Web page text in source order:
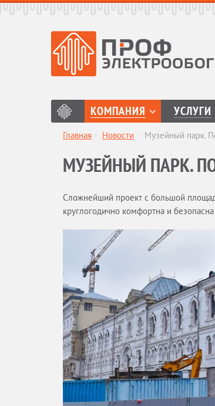
КОМПАНИЯ УСЛУГИ
Главная › Новости › Музейный парк.
МУЗЕЙНЫЙ ПАРК.
Сложнейший проект с большой
круглогодично комфортна и